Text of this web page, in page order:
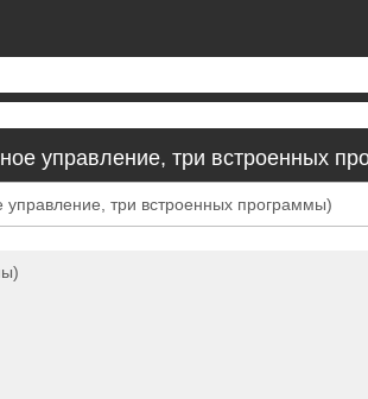
управление, три встроенных